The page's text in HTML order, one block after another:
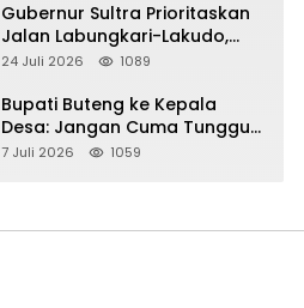
Gubernur Sultra Prioritaskan
Jalan Labungkari-Lakudo,
Buteng Kebagian 1,7 Km
24 Juli 2026 1089
Bupati Buteng ke Kepala
Desa: Jangan Cuma Tunggu
Dana Desa, ‘Jemput Bola’
7 Juli 2026 1059